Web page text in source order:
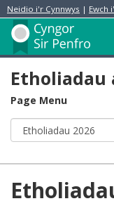
Neidio i'r Cynnwys | Ewch
Etholiadau
Page Menu